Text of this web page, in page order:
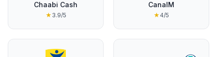
Chaabi Cash
★ 3.9/5
CanalM
★ 4/5